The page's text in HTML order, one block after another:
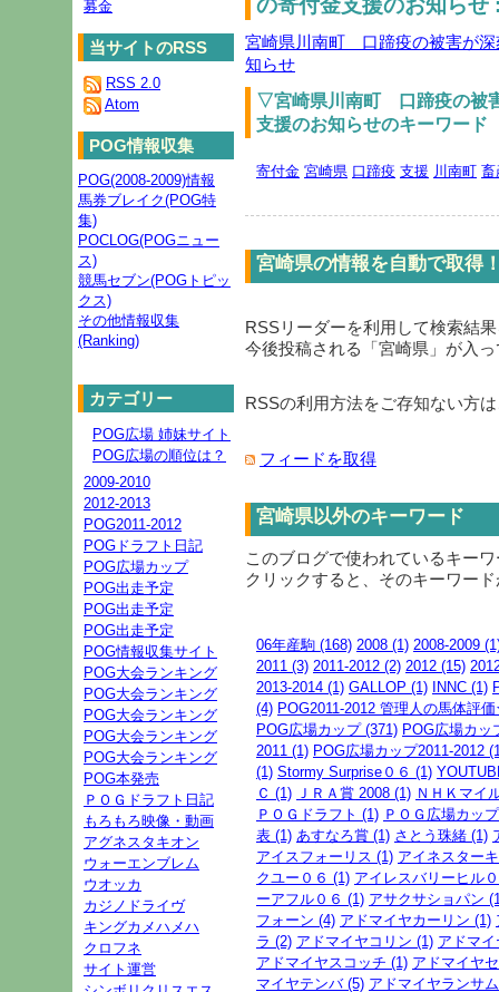
の寄付金支援のお知らせ
宮崎県川南町 口蹄疫の被害が深
知らせ
▽宮崎県川南町 口蹄疫の被
支援のお知らせのキーワード
寄付金 宮崎県 口蹄疫 支援 川南町 畜
宮崎県の情報を自動で取得
RSSリーダーを利用して検索結
今後投稿される「宮崎県 」が入
RSSの利用方法をご存知ない方
フィードを取得
宮崎県以外のキーワード
このブログで使われているキー
クリックすると、そのキーワー
06年産駒 (168) 2008 (1) 2008-2009
2011 (3) 2011-2012 (2) 2012 (15)
2013-2014 (1) GALLOP (1) INNC (1)
(4) POG2011-2012 管理人の馬体評
POG広場カップ (371) POG広場カッ
2011 (1) POG広場カップ2011-2012
(1) Stormy Surprise０６ (1)
Ｃ (1) ＪＲＡ賞 2008 (1) ＮＨＫマイ
ＰＯＧドラフト (1) ＰＯＧ広場カッ
表 (1) あすなろ賞 (1) さとう珠緒 (1)
アイスフォーリス (1) アイネスター
クユー０６ (1) アイレスバリーヒル
ーアフル０６ (1) アサクサショパン
フォーン (4) アドマイヤカーリン (1)
ラ (2) アドマイヤコリン (1) アドマ
アドマイヤスコッチ (1) アドマイヤ
マイヤテンバ (5) アドマイヤランサ
募金
当サイトのRSS
RSS 2.0
Atom
POG情報収集
POG(2008-2009)情報
馬券ブレイク(POG特
集)
POCLOG(POGニュー
ス)
競馬セブン(POGトピッ
クス)
その他情報収集
(Ranking)
カテゴリー
POG広場 姉妹サイト
POG広場の順位は？
2009-2010
2012-2013
POG2011-2012
POGドラフト日記
POG広場カップ
POG出走予定
POG出走予定
POG出走予定
POG情報収集サイト
POG大会ランキング
POG大会ランキング
POG大会ランキング
POG大会ランキング
POG大会ランキング
POG本発売
ＰＯＧドラフト日記
もろもろ映像・動画
アグネスタキオン
ウォーエンブレム
ウオッカ
カジノドライヴ
キングカメハメハ
クロフネ
サイト運営